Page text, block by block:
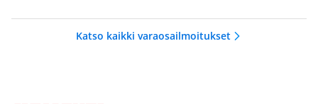
Katso kaikki varaosailmoitukset